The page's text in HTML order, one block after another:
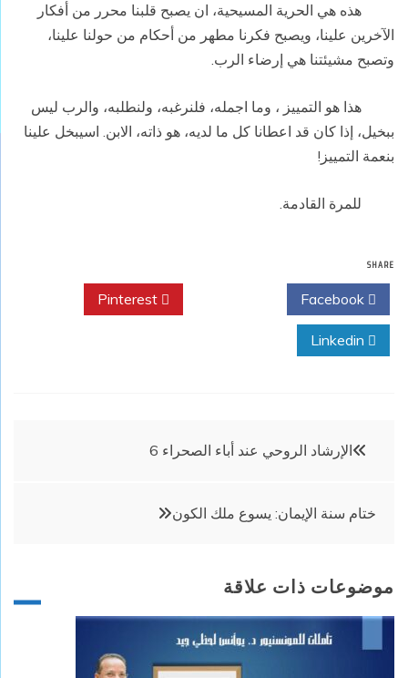
هذه هي الحرية المسيحية، ان يصبح قلبنا محرر من أفكار
الآخرين علينا، ويصبح فكرنا مطهر من أحكام من حولنا علينا،
وتصبح مشيئتنا هي إرضاء الرب.
هذا هو التمييز ، وما اجمله، فلنرغبه، ولنطلبه، والرب ليس
ببخيل، إذا كان قد اعطانا كل ما لديه، هو ذاته، الابن. اسيبخل علينا
بنعمة التمييز!
للمرة القادمة.
SHARE
تصفّح
الإرشاد الروحي عند أباء الصحراء 6
ختام سنة الإيمان: يسوع ملك الكون
موضوعات ذات علاقة